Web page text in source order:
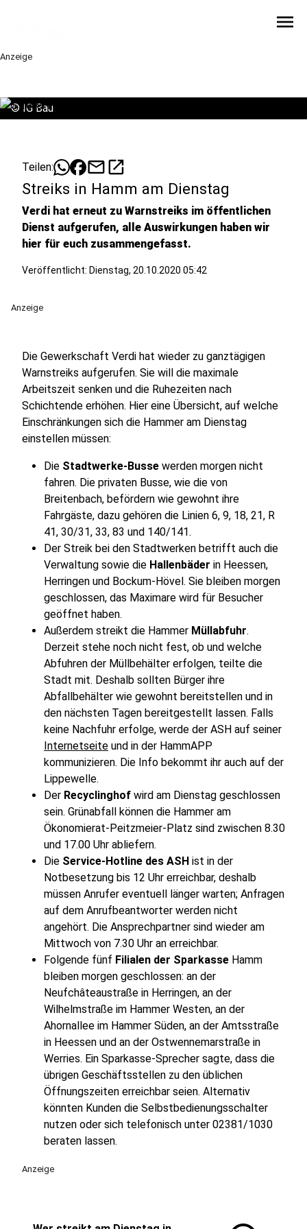
menu
Anzeige
© IG Bau
Teilen: mailopen_in_new
Streiks in Hamm am Dienstag
Verdi hat erneut zu Warnstreiks im öffentlichen
Dienst aufgerufen, alle Auswirkungen haben wir
hier für euch zusammengefasst.
Veröffentlicht: Dienstag, 20.10.2020 05:42
Anzeige
Die Gewerkschaft Verdi hat wieder zu ganztägigen
Warnstreiks aufgerufen. Sie will die maximale
Arbeitszeit senken und die Ruhezeiten nach
Schichtende erhöhen. Hier eine Übersicht, auf welche
Einschränkungen sich die Hammer am Dienstag
einstellen müssen:
Die Stadtwerke-Busse werden morgen nicht
fahren. Die privaten Busse, wie die von
Breitenbach, befördern wie gewohnt ihre
Fahrgäste, dazu gehören die Linien 6, 9, 18, 21, R
41, 30/31, 33, 83 und 140/141.
Der Streik bei den Stadtwerken betrifft auch die
Verwaltung sowie die Hallenbäder in Heessen,
Herringen und Bockum-Hövel. Sie bleiben morgen
geschlossen, das Maximare wird für Besucher
geöffnet haben.
Außerdem streikt die Hammer Müllabfuhr.
Derzeit stehe noch nicht fest, ob und welche
Abfuhren der Müllbehälter erfolgen, teilte die
Stadt mit. Deshalb sollten Bürger ihre
Abfallbehälter wie gewohnt bereitstellen und in
den nächsten Tagen bereitgestellt lassen. Falls
keine Nachfuhr erfolge, werde der ASH auf seiner
Internetseite und in der HammAPP
kommunizieren. Die Info bekommt ihr auch auf der
Lippewelle.
Der Recyclinghof wird am Dienstag geschlossen
sein. Grünabfall können die Hammer am
Ökonomierat-Peitzmeier-Platz sind zwischen 8.30
und 17.00 Uhr abliefern.
Die Service-Hotline des ASH ist in der
Notbesetzung bis 12 Uhr erreichbar, deshalb
müssen Anrufer eventuell länger warten; Anfragen
auf dem Anrufbeantworter werden nicht
angehört. Die Ansprechpartner sind wieder am
Mittwoch von 7.30 Uhr an erreichbar.
Folgende fünf Filialen der Sparkasse Hamm
bleiben morgen geschlossen: an der
Neufchâteaustraße in Herringen, an der
Wilhelmstraße im Hammer Westen, an der
Ahornallee im Hammer Süden, an der Amtsstraße
in Heessen und an der Ostwennemarstraße in
Werries. Ein Sparkasse-Sprecher sagte, dass die
übrigen Geschäftsstellen zu den üblichen
Öffnungszeiten erreichbar seien. Alternativ
könnten Kunden die Selbstbedienungsschalter
nutzen oder sich telefonisch unter 02381/1030
beraten lassen.
Anzeige